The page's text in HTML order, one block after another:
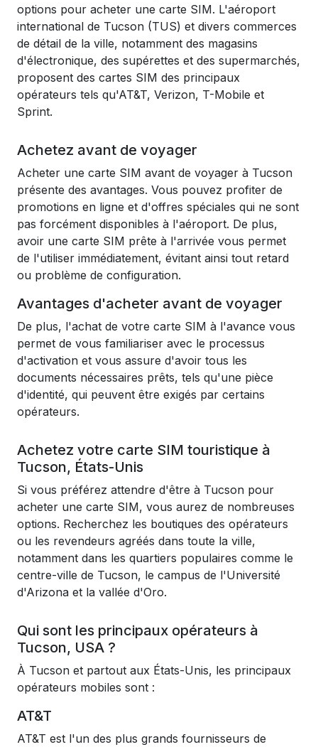
options pour acheter une carte SIM. L'aéroport
international de Tucson (TUS) et divers commerces
de détail de la ville, notamment des magasins
d'électronique, des supérettes et des supermarchés,
proposent des cartes SIM des principaux
opérateurs tels qu'AT&T, Verizon, T-Mobile et
Sprint.
Achetez avant de voyager
Acheter une carte SIM avant de voyager à Tucson
présente des avantages. Vous pouvez profiter de
promotions en ligne et d'offres spéciales qui ne sont
pas forcément disponibles à l'aéroport. De plus,
avoir une carte SIM prête à l'arrivée vous permet
de l'utiliser immédiatement, évitant ainsi tout retard
ou problème de configuration.
Avantages d'acheter avant de voyager
De plus, l'achat de votre carte SIM à l'avance vous
permet de vous familiariser avec le processus
d'activation et vous assure d'avoir tous les
documents nécessaires prêts, tels qu'une pièce
d'identité, qui peuvent être exigés par certains
opérateurs.
Achetez votre carte SIM touristique à
Tucson, États-Unis
Si vous préférez attendre d'être à Tucson pour
acheter une carte SIM, vous aurez de nombreuses
options. Recherchez les boutiques des opérateurs
ou les revendeurs agréés dans toute la ville,
notamment dans les quartiers populaires comme le
centre-ville de Tucson, le campus de l'Université
d'Arizona et la vallée d'Oro.
Qui sont les principaux opérateurs à
Tucson, USA ?
À Tucson et partout aux États-Unis, les principaux
opérateurs mobiles sont :
AT&T
AT&T est l'un des plus grands fournisseurs de